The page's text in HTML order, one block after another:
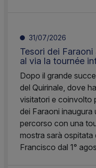
31/07/2026
Tesori dei
al via la tournée
Dopo il grande
del Quirinale, dove
visitatori e coinvolto
dei Faraoni
percorso con una
mostra sarà ospitata
Francisco dal 1°